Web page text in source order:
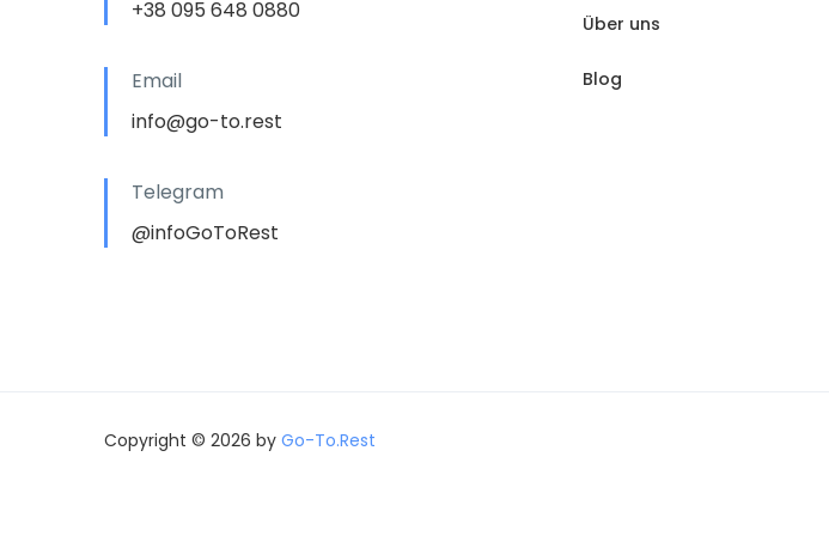
+38 095 648 0880
Email
info@go-to.rest
Telegram
@infoGoToRest
Über uns
Blog
Copyright © 2026 by Go-To.Rest